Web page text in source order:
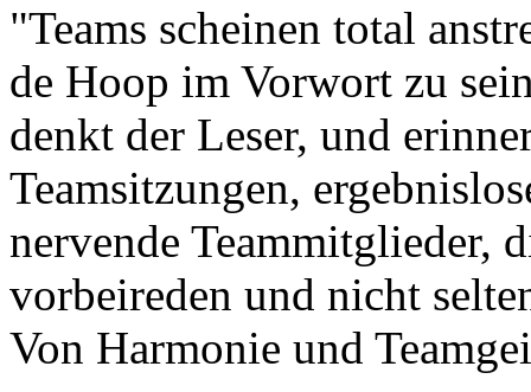
"Teams scheinen total
de Hoop im Vorwort zu
denkt der Leser, und
Teamsitzungen,
nervende Teammitglieder,
vorbeireden und nicht
Von Harmonie und